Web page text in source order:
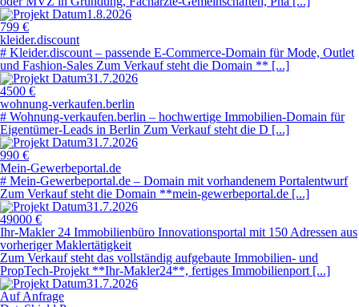
1.8.2026
799 €
kleider.discount
# Kleider.discount – passende E-Commerce-Domain für Mode, Outlet
und Fashion-Sales Zum Verkauf steht die Domain ** [...]
31.7.2026
4500 €
wohnung-verkaufen.berlin
# Wohnung-verkaufen.berlin – hochwertige Immobilien-Domain für
Eigentümer-Leads in Berlin Zum Verkauf steht die D [...]
31.7.2026
990 €
Mein-Gewerbeportal.de
# Mein-Gewerbeportal.de – Domain mit vorhandenem Portalentwurf
Zum Verkauf steht die Domain **mein-gewerbeportal.de [...]
31.7.2026
49000 €
Ihr-Makler 24 Immobilienbüro Innovationsportal mit 150 Adressen aus
vorheriger Maklertätigkeit
Zum Verkauf steht das vollständig aufgebaute Immobilien- und
PropTech-Projekt **Ihr-Makler24**, fertiges Immobilienport [...]
31.7.2026
Auf Anfrage